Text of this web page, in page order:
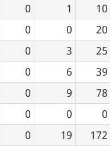
0 1
10
0 0
20
0 3
25
0 6
39
0 9
78
0 0
0
0 19
172